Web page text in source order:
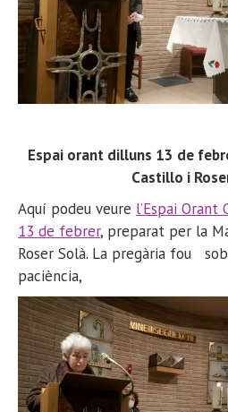
Espai orant dilluns 13 de
Castillo i
Aquí podeu veure l’Espai Orant
13 de febrer, preparat per la
Roser Solà. La pregària fou
paciència,